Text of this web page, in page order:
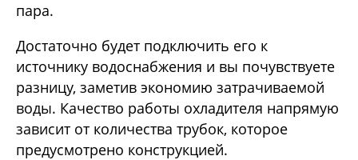
пара.
Достаточно будет подключить его к
источнику водоснабжения и вы почувствуете
разницу, заметив экономию затрачиваемой
воды. Качество работы охладителя напрямую
зависит от количества трубок, которое
предусмотрено конструкцией.